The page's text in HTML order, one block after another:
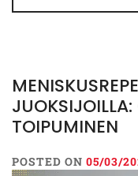
JUOKSIJOILLA:
TOIPUMINEN
POSTED ON 05/03/